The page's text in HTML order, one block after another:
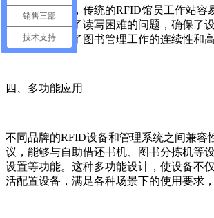
在金属环境中，传统的RFID馆员工作站
设计有效解决了读写困难的问题，确保了
障风险，保证了图书管理工作的连续性和高
四、多功能应用
不同品牌的RFID设备和管理系统之间兼容
议，能够与自助借还书机、图书分拣机等
设置等功能。这种多功能设计，使设备不
活配置设备，满足各种场景下的使用要求
销售三部
技术支持